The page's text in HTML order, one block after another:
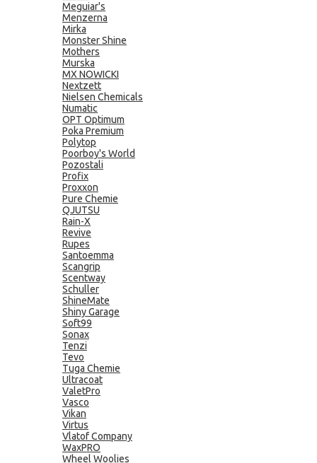
Meguiar's
Menzerna
Mirka
Monster Shine
Mothers
Murska
MX NOWICKI
Nextzett
Nielsen Chemicals
Numatic
OPT Optimum
Poka Premium
Polytop
Poorboy's World
Pozostali
Profix
Proxxon
Pure Chemie
QJUTSU
Rain-X
Revive
Rupes
Santoemma
Scangrip
Scentway
Schuller
ShineMate
Shiny Garage
Soft99
Sonax
Tenzi
Tevo
Tuga Chemie
Ultracoat
ValetPro
Vasco
Vikan
Virtus
Vlatof Company
WaxPRO
Wheel Woolies